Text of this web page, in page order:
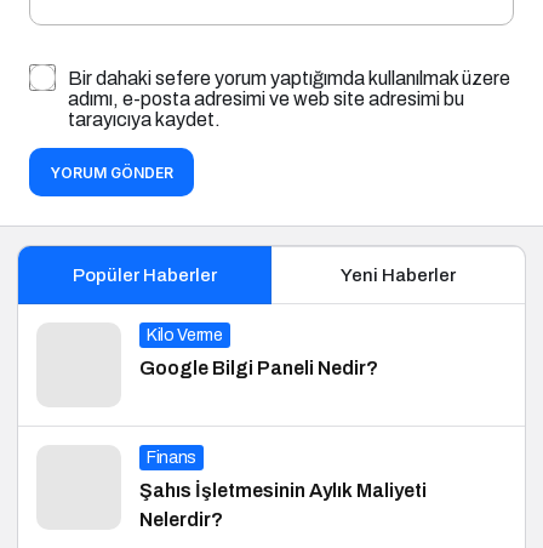
Bir dahaki sefere yorum yaptığımda kullanılmak üzere
adımı, e-posta adresimi ve web site adresimi bu
tarayıcıya kaydet.
YORUM GÖNDER
Popüler Haberler Yeni Haberler
Kilo Verme
Google Bilgi Paneli Nedir?
Finans
Şahıs İşletmesinin Aylık Maliyeti
Nelerdir?